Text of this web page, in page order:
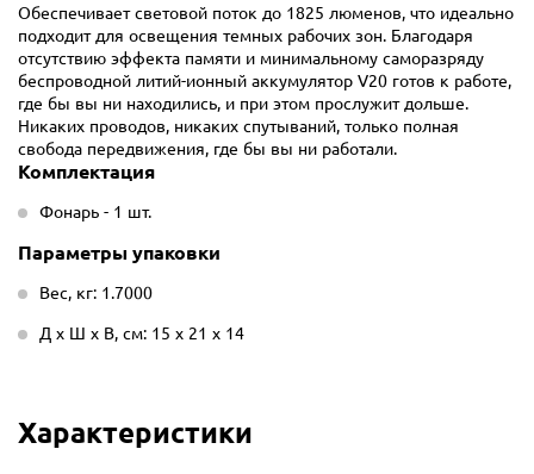
Обеспечивает световой поток до 1825 люменов, что идеально
подходит для освещения темных рабочих зон. Благодаря
отсутствию эффекта памяти и минимальному саморазряду
беспроводной литий-ионный аккумулятор V20 готов к работе,
где бы вы ни находились, и при этом прослужит дольше.
Никаких проводов, никаких спутываний, только полная
свобода передвижения, где бы вы ни работали.
Комплектация
Фонарь - 1 шт.
Параметры упаковки
Вес, кг: 1.7000
Д х Ш х В, см: 15 х 21 х 14
Характеристики